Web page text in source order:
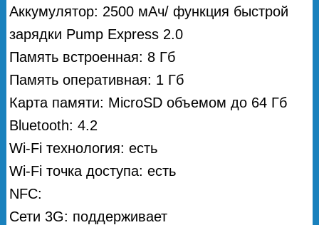
Аккумулятор: 2500 мAч/ функция быстрой
зарядки Pump Express 2.0
Память встроенная: 8 Гб
Память оперативная: 1 Гб
Карта памяти: MicroSD объемом до 64 Гб
Bluetooth: 4.2
Wi-Fi технология: есть
Wi-Fi точка доступа: есть
NFC:
Сети 3G: поддерживает